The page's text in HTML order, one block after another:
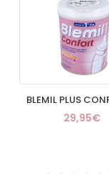
29,95€